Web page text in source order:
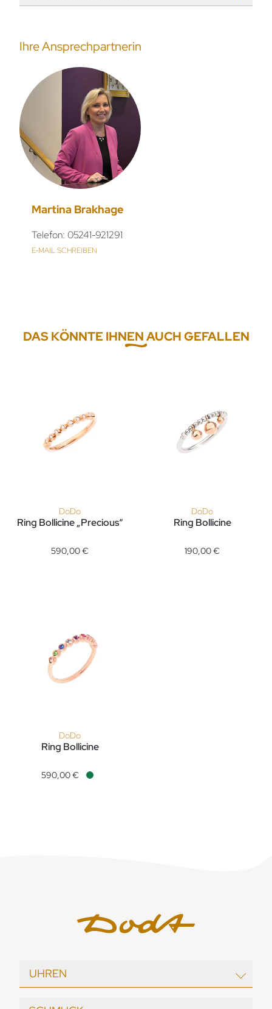
Ihre Ansprechpartnerin
Martina Brakhage
Telefon: 05241-921291
E-MAIL SCHREIBEN
DAS KÖNNTE IHNEN AUCH GEFALLEN
DoDo
Ring Bollicine „Precious“
590,00 €
DoDo
Ring Bollicine
190,00 €
DoDo
Ring Bollicine
590,00 €
UHREN